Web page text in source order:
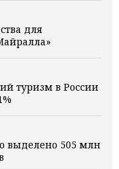
для
туризм в России
выделено 505 млн